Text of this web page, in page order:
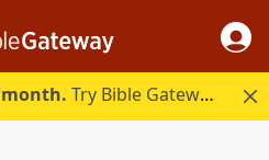
Try Bible Gateway Plus.